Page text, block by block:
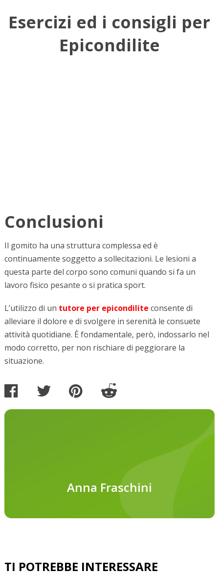
Esercizi ed i consigli per
Epicondilite
Conclusioni
Il gomito ha una struttura complessa ed è
continuamente soggetto a sollecitazioni. Le lesioni a
questa parte del corpo sono comuni quando si fa un
lavoro fisico pesante o si pratica sport.
L’utilizzo di un tutore per epicondilite consente di
alleviare il dolore e di svolgere in serenità le consuete
attività quotidiane. È fondamentale, però, indossarlo nel
modo corretto, per non rischiare di peggiorare la
situazione.
Anna Fraschini